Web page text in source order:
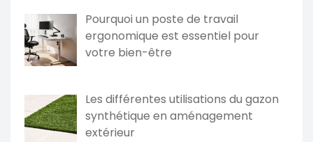
Pourquoi un poste de travail
ergonomique est essentiel pour
votre bien-être
Les différentes utilisations du gazon
synthétique en aménagement
extérieur